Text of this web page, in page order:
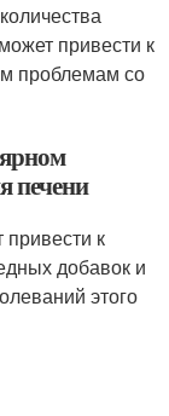
привести к
проблемам со
печени
к
добавок и
этого